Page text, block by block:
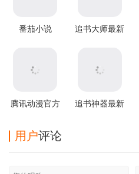
番茄小说
追书大师最新
腾讯动漫官方
追书神器最新
用户评论